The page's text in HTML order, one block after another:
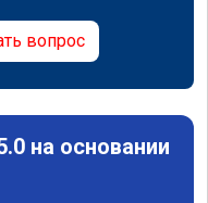
вопрос
на основании